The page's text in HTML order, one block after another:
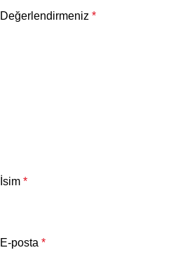
Değerlendirmeniz *
İsim *
E-posta *